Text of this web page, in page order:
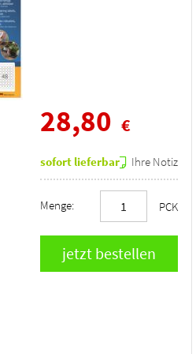
28,80 €
sofort lieferbar Ihre Notiz
Menge: PCK